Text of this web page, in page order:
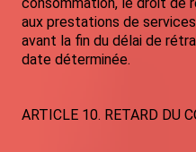
aux prestations de
avant la fin du délai de
date déterminée.
ARTICLE 10. RETARD DU